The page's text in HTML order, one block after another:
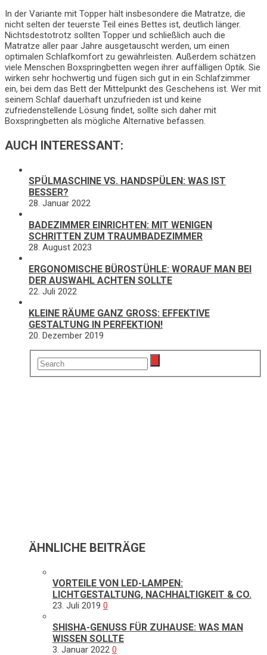
In der Variante mit Topper hält insbesondere die Matratze, die
nicht selten der teuerste Teil eines Bettes ist, deutlich länger.
Nichtsdestotrotz sollten Topper und schließlich auch die
Matratze aller paar Jahre ausgetauscht werden, um einen
optimalen Schlafkomfort zu gewährleisten. Außerdem schätzen
viele Menschen Boxspringbetten wegen ihrer auffälligen Optik. Sie
wirken sehr hochwertig und fügen sich gut in ein Schlafzimmer
ein, bei dem das Bett der Mittelpunkt des Geschehens ist. Wer mit
seinem Schlaf dauerhaft unzufrieden ist und keine
zufriedenstellende Lösung findet, sollte sich daher mit
Boxspringbetten als mögliche Alternative befassen.
AUCH INTERESSANT:
SPÜLMASCHINE VS. HANDSPÜLEN: WAS IST
BESSER?
28. Januar 2022
BADEZIMMER EINRICHTEN: MIT WENIGEN
SCHRITTEN ZUM TRAUMBADEZIMMER
28. August 2023
ERGONOMISCHE BÜROSTÜHLE: WORAUF MAN BEI
DER AUSWAHL ACHTEN SOLLTE
22. Juli 2022
KLEINE RÄUME GANZ GROSS: EFFEKTIVE G
ESTALTUNG IN PERFEKTION!
20. Dezember 2019
ÄHNLICHE BEITRÄGE
VORTEILE VON LED-LAMPEN:
LICHTGESTALTUNG, NACHHALTIGKEIT & CO.
23. Juli 2019 0
SHISHA-GENUSS FÜR ZUHAUSE: WAS MAN
WISSEN SOLLTE
3. Januar 2022 0